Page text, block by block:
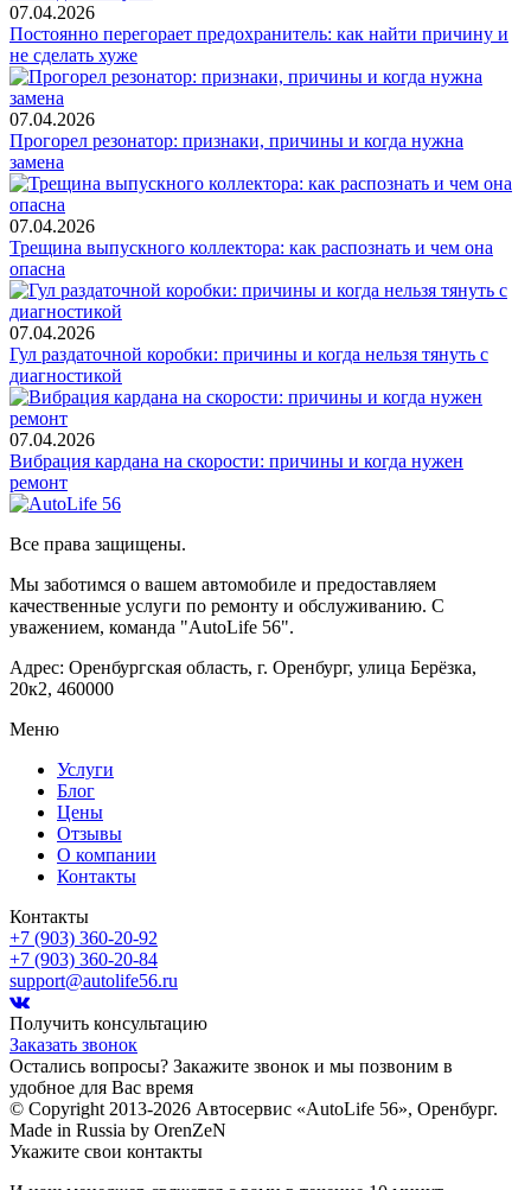
07.04.2026
Постоянно перегорает предохранитель: как найти причину и
не сделать хуже
07.04.2026
Прогорел резонатор: признаки, причины и когда нужна
замена
07.04.2026
Трещина выпускного коллектора: как распознать и чем она
опасна
07.04.2026
Гул раздаточной коробки: причины и когда нельзя тянуть с
диагностикой
07.04.2026
Вибрация кардана на скорости: причины и когда нужен
ремонт
Все права защищены.
Мы заботимся о вашем автомобиле и предоставляем
качественные услуги по ремонту и обслуживанию. С
уважением, команда "AutoLife 56".
Адрес: Оренбургская область, г. Оренбург, улица Берёзка,
20к2, 460000
Меню
Услуги
Блог
Цены
Отзывы
О компании
Контакты
Контакты
+7 (903) 360-20-92
+7 (903) 360-20-84
support@autolife56.ru
Получить консультацию
Заказать звонок
Остались вопросы? Закажите звонок и мы позвоним в
удобное для Вас время
© Copyright 2013-2026 Автосервис «AutoLife 56», Оренбург.
Made in Russia by OrenZeN
Укажите свои контакты